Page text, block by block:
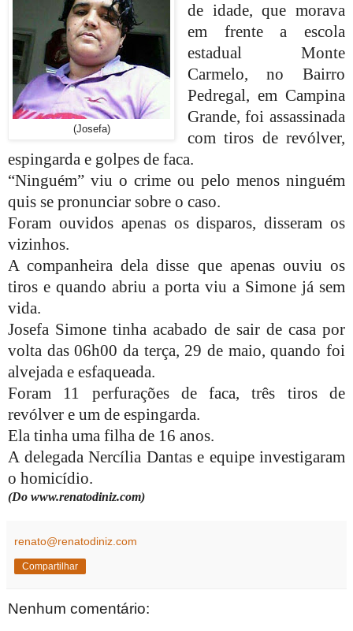
(Josefa)
de idade, que morava
em frente a escola
estadual Monte
Carmelo, no Bairro
Pedregal, em Campina
Grande, foi assassinada
com tiros de revólver,
espingarda e golpes de faca.
“Ninguém” viu o crime ou pelo menos ninguém
quis se pronunciar sobre o caso.
Foram ouvidos apenas os disparos, disseram os
vizinhos.
A companheira dela disse que apenas ouviu os
tiros e quando abriu a porta viu a Simone já sem
vida.
Josefa Simone tinha acabado de sair de casa por
volta das 06h00 da terça, 29 de maio, quando foi
alvejada e esfaqueada.
Foram 11 perfurações de faca, três tiros de
revólver e um de espingarda.
Ela tinha uma filha de 16 anos.
A delegada Nercília Dantas e equipe investigaram
o homicídio.
(Do www.renatodiniz.com)
renato@renatodiniz.com
Compartilhar
Nenhum comentário: